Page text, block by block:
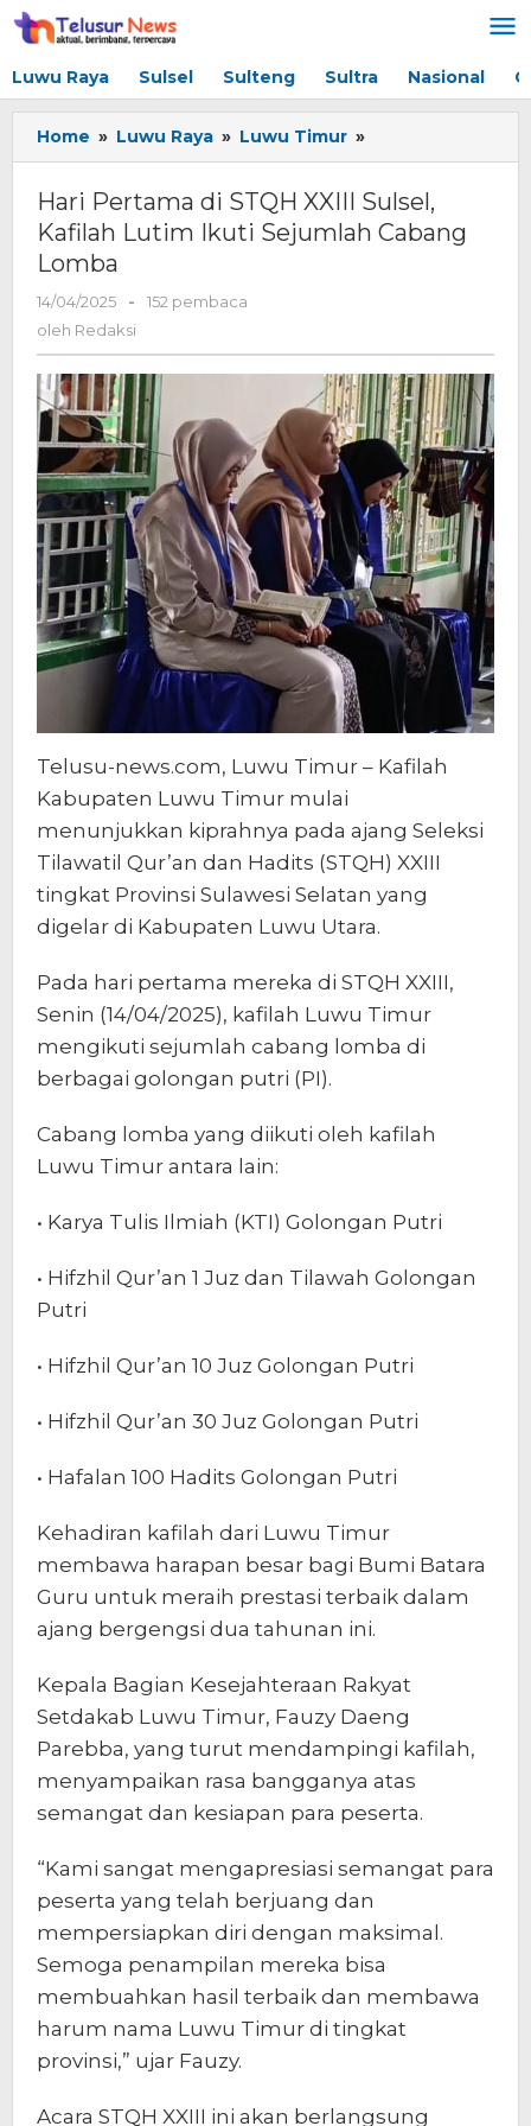
Lewati
ke
Luwu Raya Sulsel Sulteng Sultra Nasional
Home » Luwu Raya » Luwu Timur »
Pertama
STQH
XXIII
Sejumlah
Cabang
Lomba
Hari Pertama di STQH XXIII Sulsel,
Kafilah Lutim Ikuti Sejumlah Cabang
Lomba
14/04/2025
oleh
Redaksi
-
152 pembaca
oleh Redaksi
Telusu-news.com, Luwu Timur – Kafilah
Kabupaten Luwu Timur mulai
menunjukkan kiprahnya pada ajang Seleksi
Tilawatil Qur’an dan Hadits (STQH) XXIII
tingkat Provinsi Sulawesi Selatan yang
digelar di Kabupaten Luwu Utara.
Pada hari pertama mereka di STQH XXIII,
Senin (14/04/2025), kafilah Luwu Timur
mengikuti sejumlah cabang lomba di
berbagai golongan putri (PI).
Cabang lomba yang diikuti oleh kafilah
Luwu Timur antara lain:
• Karya Tulis Ilmiah (KTI) Golongan Putri
• Hifzhil Qur’an 1 Juz dan Tilawah Golongan
Putri
• Hifzhil Qur’an 10 Juz Golongan Putri
• Hifzhil Qur’an 30 Juz Golongan Putri
• Hafalan 100 Hadits Golongan Putri
Kehadiran kafilah dari Luwu Timur
membawa harapan besar bagi Bumi Batara
Guru untuk meraih prestasi terbaik dalam
ajang bergengsi dua tahunan ini.
Kepala Bagian Kesejahteraan Rakyat
Setdakab Luwu Timur, Fauzy Daeng
Parebba, yang turut mendampingi kafilah,
menyampaikan rasa bangganya atas
semangat dan kesiapan para peserta.
“Kami sangat mengapresiasi semangat para
peserta yang telah berjuang dan
mempersiapkan diri dengan maksimal.
Semoga penampilan mereka bisa
membuahkan hasil terbaik dan membawa
harum nama Luwu Timur di tingkat
provinsi,” ujar Fauzy.
Acara STQH XXIII ini akan berlangsung